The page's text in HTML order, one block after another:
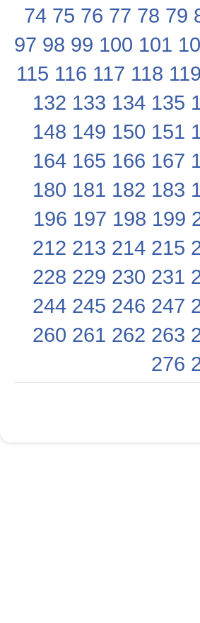
74 75 76 77 78 79
97 98 99 100 101
115 116 117 118 119
132 133 134 135
148 149 150 151
164 165 166 167
180 181 182 183
196 197 198 199
212 213 214 215
228 229 230 231
244 245 246 247
260 261 262 263
276